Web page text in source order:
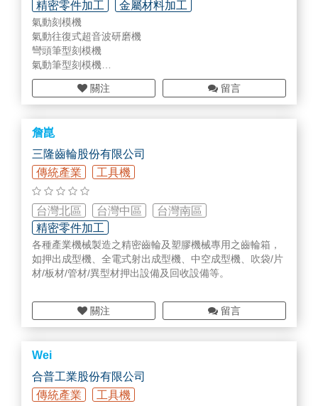
精密零件加工
金屬材料加工
刀具/切削具/夾治具
氣動刻模機
氣動往復式超音波研磨機
彎頭筆型刻模機
氣動筆型刻模機
金順氣動筆型刻模機
關注
留言
詹崑
三隆齒輪股份有限公司
傳統產業
工具機
台灣北區 台灣中區
台灣南區
精密零件加工
各種產業機械製造之精密齒輪及塑膠機械專用之齒輪箱，
如押出成型機、全電式射出成型機、中空成型機、吹袋/片
材/板材/管材/異型材押出設備及回收設備等。
關注 留言
Wei
合普工業股份有限公司
傳統產業
工具機